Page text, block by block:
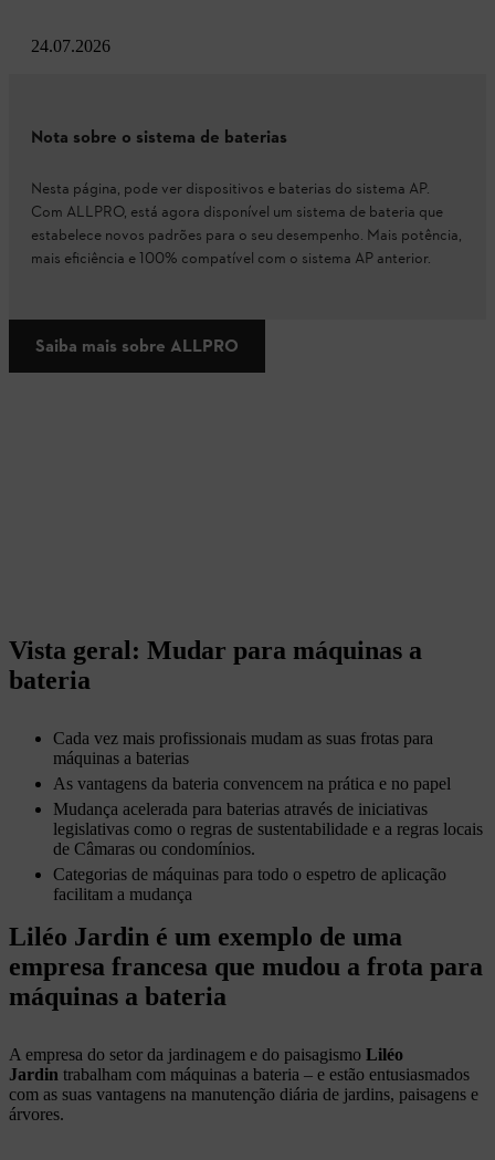
24.07.2026
Nota sobre o sistema de baterias
Nesta página, pode ver dispositivos e baterias do sistema AP.
Com ALLPRO, está agora disponível um sistema de bateria que
estabelece novos padrões para o seu desempenho. Mais potência,
mais eficiência e 100% compatível com o sistema AP anterior.
Saiba mais sobre ALLPRO
Vista geral: Mudar para máquinas a
bateria
Cada vez mais profissionais mudam as suas frotas para
máquinas a baterias
As vantagens da bateria convencem na prática e no papel
Mudança acelerada para baterias através de iniciativas
legislativas como o regras de sustentabilidade e a regras locais
de Câmaras ou condomínios.
Categorias de máquinas para todo o espetro de aplicação
facilitam a mudança
Liléo Jardin é um exemplo de uma
empresa francesa que mudou a frota para
máquinas a bateria
A empresa do setor da jardinagem e do paisagismo Liléo
Jardin trabalham com máquinas a bateria – e estão entusiasmados
com as suas vantagens na manutenção diária de jardins, paisagens e
árvores.